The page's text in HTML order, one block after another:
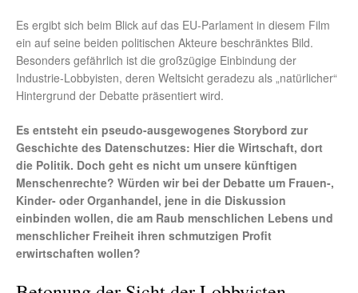
Es ergibt sich beim Blick auf das EU-Parlament in diesem Film
ein auf seine beiden politischen Akteure beschränktes Bild.
Besonders gefährlich ist die großzügige Einbindung der
Industrie-Lobbyisten, deren Weltsicht geradezu als „natürlicher“
Hintergrund der Debatte präsentiert wird.
Es entsteht ein pseudo-ausgewogenes Storybord zur
Geschichte des Datenschutzes: Hier die Wirtschaft, dort
die Politik. Doch geht es nicht um unsere künftigen
Menschenrechte? Würden wir bei der Debatte um Frauen-,
Kinder- oder Organhandel, jene in die Diskussion
einbinden wollen, die am Raub menschlichen Lebens und
menschlicher Freiheit ihren schmutzigen Profit
erwirtschaften wollen?